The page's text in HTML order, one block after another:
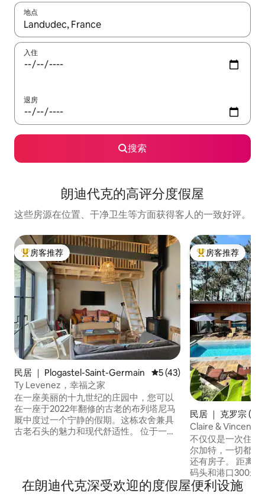
地点
如有搜索结果，请使用上下方向键查看，或通过点击或滑动手势
入住
退房
搜索
朗迪代克的高评分度假屋
这些房源在位置、干净卫生等方面获得客人的一致好评。
热门「房客推荐」
房客推荐
民居 ｜ Plogastel-Saint-Germain 平均评分 5 分（满分 5 分）
5 (43)
Ty Levenez，幸福之家
在一座美丽的十九世纪的庄园中，您可以
在一座于2022年翻修的古老的布列塔尼马
厩中度过一个宁静的假期。这栋农舍兼具
古老石头的魅力和现代舒适性。 位于一个
（Baie d'Audierne）、拉托什（la
Torche）、拉帕杜德拉兹（la Pointe du
热门「房客推荐」
房客推荐
民居 ｜ 克罗宗
Claire & Vincent
不仅仅是一次住宿，
尔加特，一切都很神奇！ 地方
还有房子。 距离GR3415步行15分钟，距离
码头和港口300米。 游泳池7x3，从4月
月至9月/10月加热。 土耳其浴 12张床
卧室，配有双人
在朗迪代克深受欢迎的度假屋便利设施